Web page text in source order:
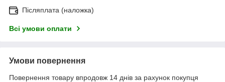
Післяплата (наложка)
Всі умови оплати
Умови повернення
Повернення товару впродовж 14 днів за рахунок покупця